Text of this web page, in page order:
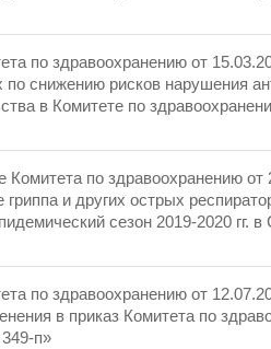
по здравоохранению от
по снижению рисков нарушения
в Комитете по
Комитета по здравоохранению
гриппа и других острых
сезон 2019-2020 гг. в
по здравоохранению от
в приказ Комитета по
п»